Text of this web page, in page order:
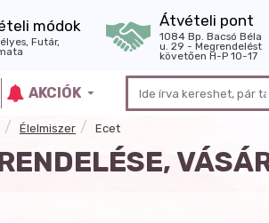
módok
Futár,
Átvételi pont
1084 Bp. Bacsó Béla
u. 29 - Megrendelést
követően H-P 10-17
AKCIÓK
Élelmiszer Ecet